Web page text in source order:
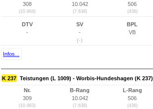
308
(10.964)
10.042
(7.638)
506
(436)
DTV
-
SV
-
(-)
BPL
VB
Infos...
K 237 Teistungen (L 1009) - Worbis-Hundeshagen (K 237)
Nr.
309
(10.963)
B-Rang
10.042
(7.638)
L-Rang
506
(436)